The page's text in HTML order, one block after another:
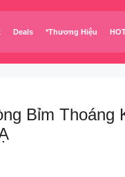
Deals *Thương Hiệu
Bỉm